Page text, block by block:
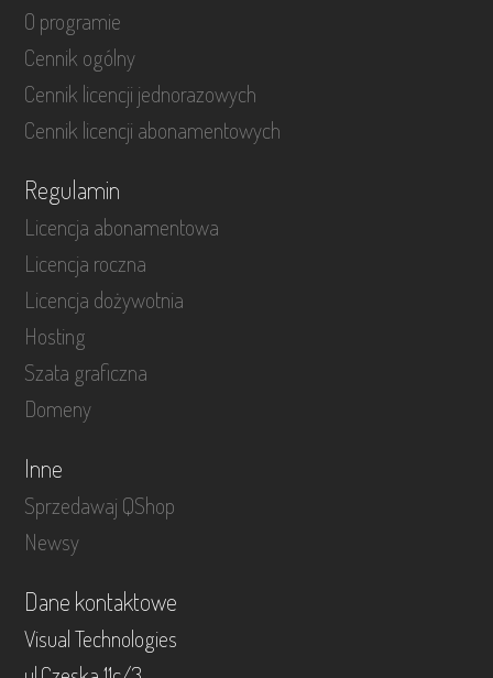
O programie
Cennik ogólny
Cennik licencji jednorazowych
Cennik licencji abonamentowych
Regulamin
Licencja abonamentowa
Licencja roczna
Licencja dożywotnia
Hosting
Szata graficzna
Domeny
Inne
Sprzedawaj QShop
Newsy
Dane kontaktowe
Visual Technologies